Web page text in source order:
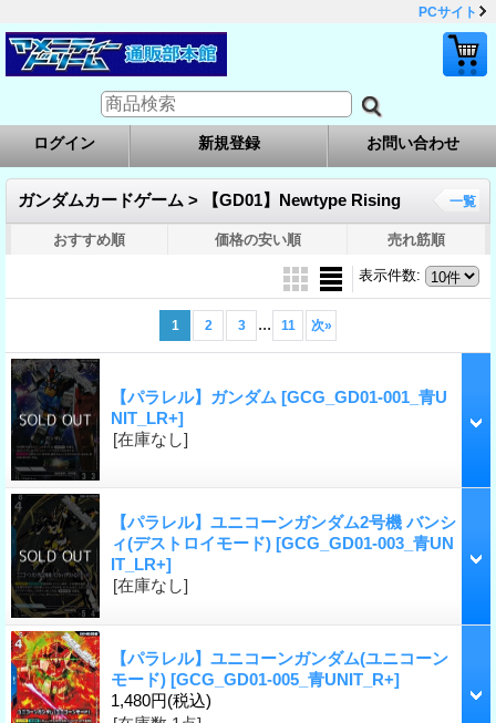
PCサイト
ログイン 新規登録 お問い合わせ
ガンダムカードゲーム > 【GD01】Newtype Rising 一覧
おすすめ順 価格の安い順 売れ筋順
表示件数:
1 2 3 ... 11 次»
【パラレル】ガンダム [GCG_GD01-001_青U
NIT_LR+]
[在庫なし]
【パラレル】ユニコーンガンダム2号機 バンシ
ィ(デストロイモード) [GCG_GD01-003_青UN
IT_LR+]
[在庫なし]
【パラレル】ユニコーンガンダム(ユニコーン
モード) [GCG_GD01-005_青UNIT_R+]
1,480円(税込)